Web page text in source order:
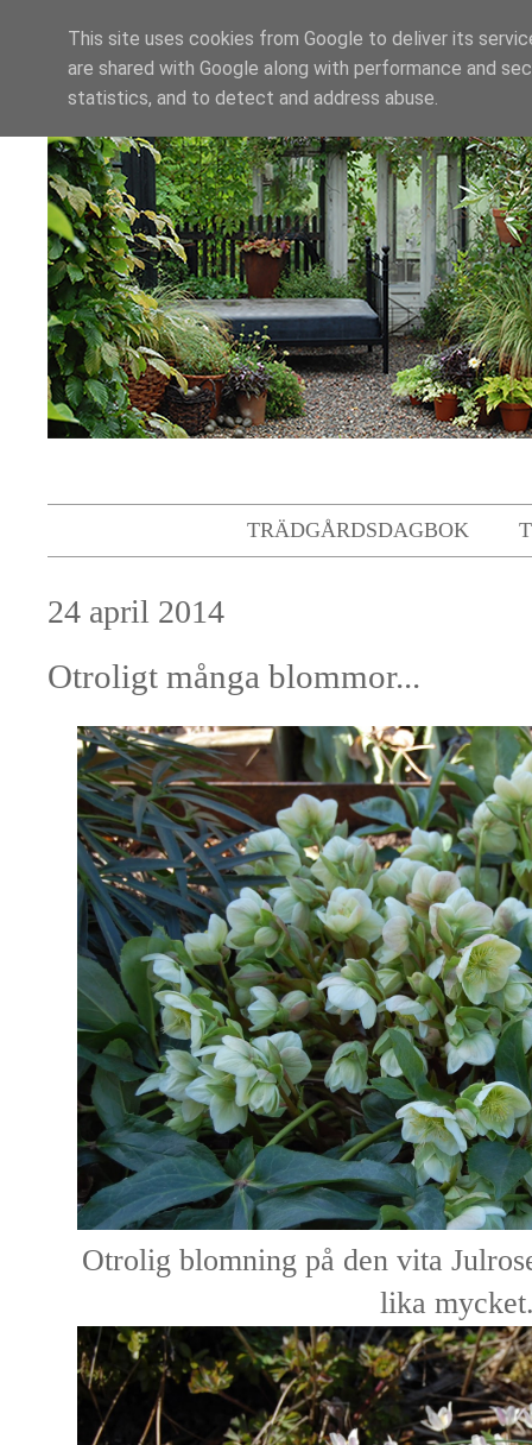
TRÄDGÅRDSDAGBOK
24 april 2014
Otroligt många blommor...
Otrolig blomning på den vita
lika
This site uses cookies from Google to deliver its
are shared with Google along with performance and
statistics, and to detect and address abuse.